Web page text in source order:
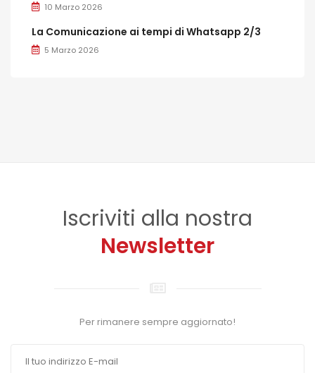
10 Marzo 2026
La Comunicazione ai tempi di Whatsapp 2/3
5 Marzo 2026
Iscriviti alla nostra
Newsletter
Per rimanere sempre aggiornato!